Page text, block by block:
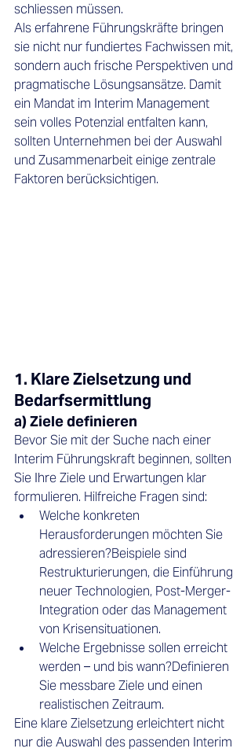
schliessen müssen.
Als erfahrene Führungskräfte bringen
sie nicht nur fundiertes Fachwissen mit,
sondern auch frische Perspektiven und
pragmatische Lösungsansätze. Damit
ein Mandat im Interim Management
sein volles Potenzial entfalten kann,
sollten Unternehmen bei der Auswahl
und Zusammenarbeit einige zentrale
Faktoren berücksichtigen.
1. Klare Zielsetzung und
Bedarfsermittlung
a) Ziele definieren
Bevor Sie mit der Suche nach einer
Interim Führungskraft beginnen, sollten
Sie Ihre Ziele und Erwartungen klar
formulieren. Hilfreiche Fragen sind:
Welche konkreten
Herausforderungen möchten Sie
adressieren?Beispiele sind
Restrukturierungen, die Einführung
neuer Technologien, Post-Merger-
Integration oder das Management
von Krisensituationen.
Welche Ergebnisse sollen erreicht
werden – und bis wann?Definieren
Sie messbare Ziele und einen
realistischen Zeitraum.
Eine klare Zielsetzung erleichtert nicht
nur die Auswahl des passenden Interim